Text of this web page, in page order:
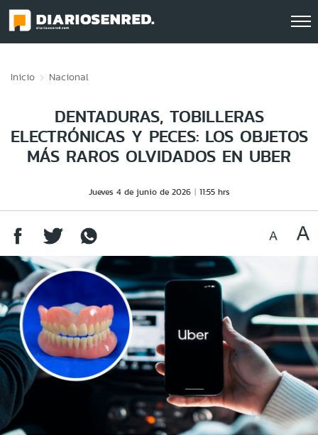
Inicio Nacional
DENTADURAS, TOBILLERAS
ELECTRÓNICAS Y PECES: LOS OBJETOS
MÁS RAROS OLVIDADOS EN UBER
Jueves 4 de junio de 2026 11:55 hrs